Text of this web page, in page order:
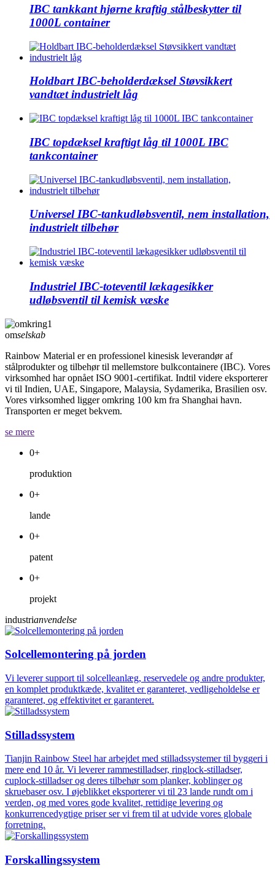
IBC tankkant hjørne kraftig stålbeskytter til
1000L container
Holdbart IBC-beholderdæksel Støvsikkert
vandtæt industrielt låg
IBC topdæksel kraftigt låg til 1000L IBC
tankcontainer
Universel IBC-tankudløbsventil, nem installation,
industrielt tilbehør
Industriel IBC-toteventil lækagesikker
udløbsventil til kemisk væske
omselskab
Rainbow Material er en professionel kinesisk leverandør af
stålprodukter og tilbehør til mellemstore bulkcontainere (IBC). Vores
virksomhed har opnået ISO 9001-certifikat. Indtil videre eksporterer
vi til Indien, UAE, Singapore, Malaysia, Sydamerika, Brasilien osv.
Vores virksomhed ligger omkring 100 km fra Shanghai havn.
Transporten er meget bekvem.
se mere
0+
produktion
0+
lande
0+
patent
0+
projekt
industrianvendelse
Solcellemontering på jorden
Vi leverer support til solcelleanlæg, reservedele og andre produkter,
en komplet produktkæde, kvalitet er garanteret, vedligeholdelse er
garanteret, og effektivitet er garanteret.
Stilladssystem
Tianjin Rainbow Steel har arbejdet med stilladssystemer til byggeri i
mere end 10 år. Vi leverer rammestilladser, ringlock-stilladser,
cuplock-stilladser og deres tilbehør som planker, koblinger og
skruebaser osv. I øjeblikket eksporterer vi til 23 lande rundt om i
verden, og med vores gode kvalitet, rettidige levering og
konkurrencedygtige priser ser vi frem til at udvide vores globale
forretning.
Forskallingssystem